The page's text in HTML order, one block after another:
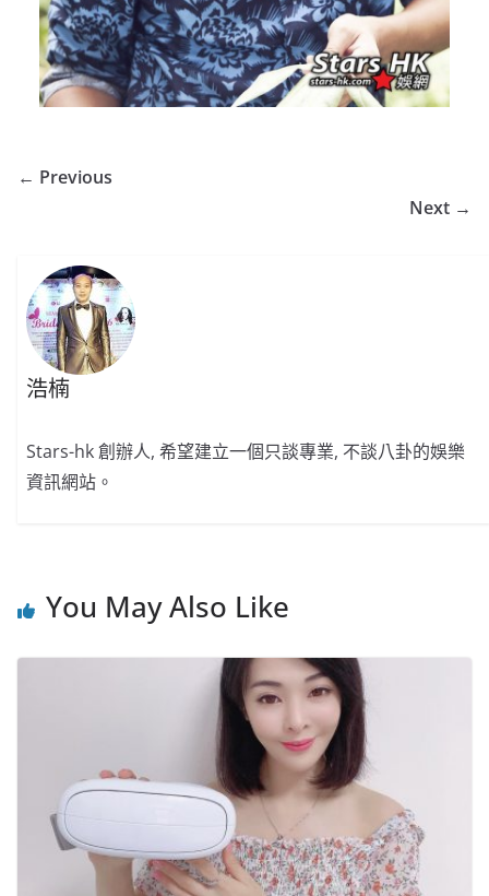
← Previous
Next →
浩楠
Stars-hk 創辦人, 希望建立一個只談專業, 不談八卦的娛樂
資訊網站。
You May Also Like